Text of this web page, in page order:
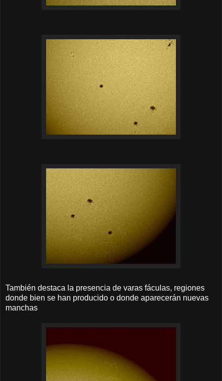
También destaca la presencia de varas fáculas, regiones
donde bien se han producido o donde aparecerán nuevas
manchas